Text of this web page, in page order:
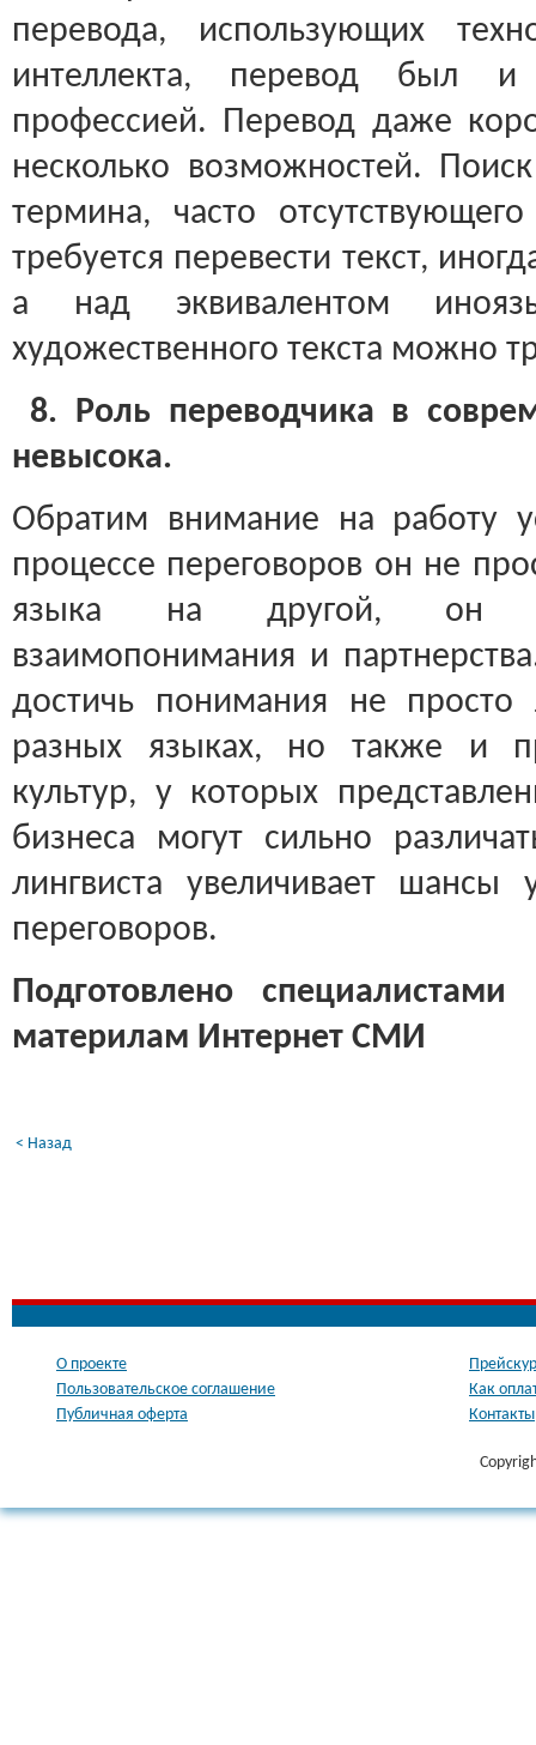
перевода, использующих
интеллекта, перевод был и
профессией. Перевод даже
несколько возможностей.
термина, часто
требуется перевести текст,
а над эквивалентом
художественного текста можно
8. Роль переводчика в
невысока.
Обратим внимание на работу
процессе переговоров он не
языка на другой, он
взаимопонимания и
достичь понимания не
разных языках, но также и
культур, у которых
бизнеса могут сильно
лингвиста увеличивает шансы
переговоров.
Подготовлено
материлам Интернет СМИ
< Назад
О проекте
Пользовательское соглашение
Публичная оферта
Как
Контакты